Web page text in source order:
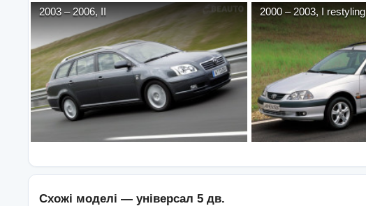
2003 –2006,II 2000– 2003, I restyling
Схожі моделі — універсал 5 дв.